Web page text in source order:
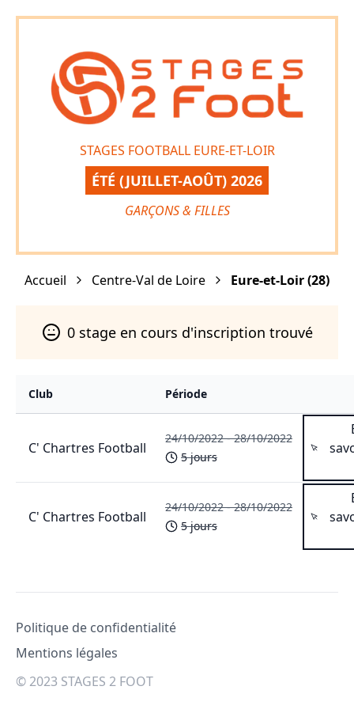
STAGES FOOTBALL EURE-ET-LOIR
ÉTÉ (JUILLET-AOÛT) 2026
GARÇONS & FILLES
Accueil Centre-Val de Loire Eure-et-Loir(28)
0stageen cours d'inscription trouvé
Club Période
C' Chartres Football
24/10/2022 - 28/10/2022
5jours
C' Chartres Football
24/10/2022 - 28/10/2022
5jours
Politique de confidentialité
Mentions légales
© 2023 STAGES 2 FOOT